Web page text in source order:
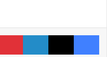
فيسبوك ‫X لينكدإن